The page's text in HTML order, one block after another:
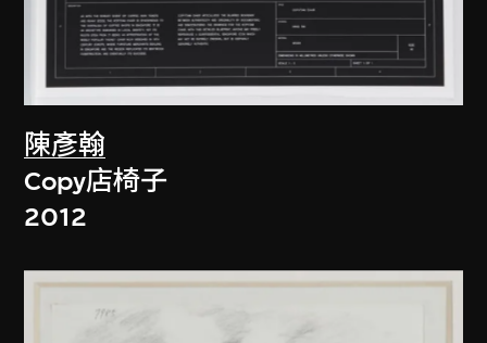
陳彥翰
Copy店椅子
2012